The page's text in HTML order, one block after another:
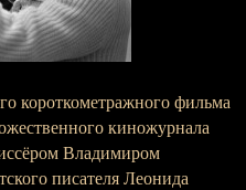
короткометражного фильма
киножурнала
Владимиром
писателя Леонида